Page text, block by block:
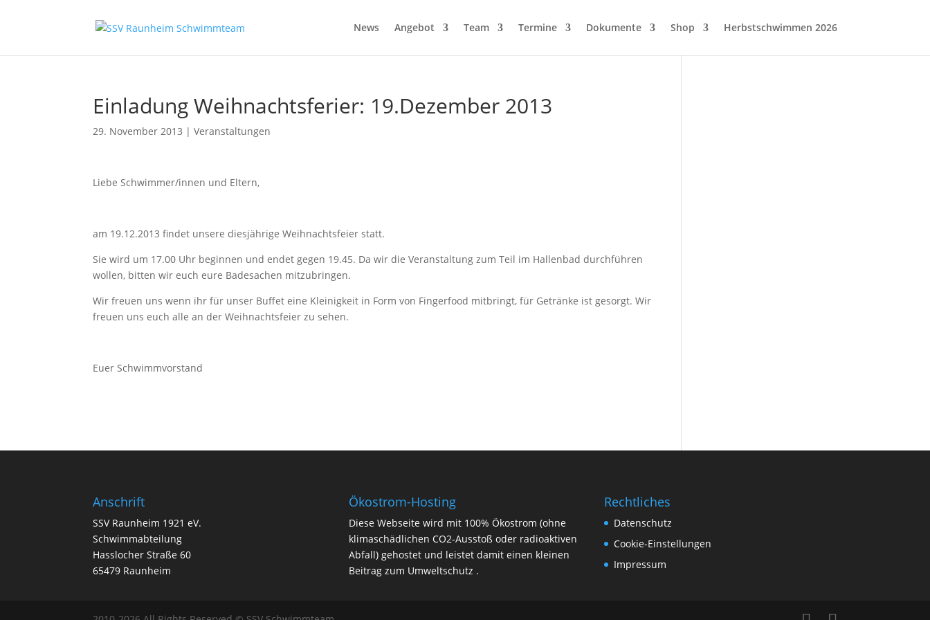
News Angebot Team Termine Dokumente Shop Herbstschwimmen 2026
Einladung Weihnachtsferier: 19.Dezember 2013
29. November 2013 |Veranstaltungen
Liebe Schwimmer/innen und Eltern,
am 19.12.2013 findet unsere diesjährige Weihnachtsfeier statt.
Sie wird um 17.00 Uhr beginnen und endet gegen 19.45. Da wir die Veranstaltung zum Teil im Hallenbad durchführen
wollen, bitten wir euch eure Badesachen mitzubringen.
Wir freuen uns wenn ihr für unser Buffet eine Kleinigkeit in Form von Fingerfood mitbringt, für Getränke ist gesorgt. Wir
freuen uns euch alle an der Weihnachtsfeier zu sehen.
Euer Schwimmvorstand
Anschrift
SSV Raunheim 1921 eV.
Schwimmabteilung
Hasslocher Straße 60
65479 Raunheim
Ökostrom-Hosting
Diese Webseite wird mit 100% Ökostrom (ohne
klimaschädlichen CO2-Ausstoß oder radioaktiven
Abfall) gehostet und leistet damit einen kleinen
Beitrag zum Umweltschutz .
Rechtliches
Datenschutz
Cookie-Einstellungen
Impressum